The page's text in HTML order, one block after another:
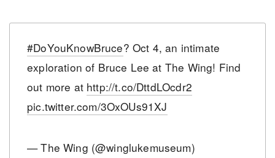
#DoYouKnowBruce? Oct 4, an intimate
exploration of Bruce Lee at The Wing! Find
out more at http://t.co/DttdLOcdr2
pic.twitter.com/3OxOUs91XJ
— The Wing (@winglukemuseum)